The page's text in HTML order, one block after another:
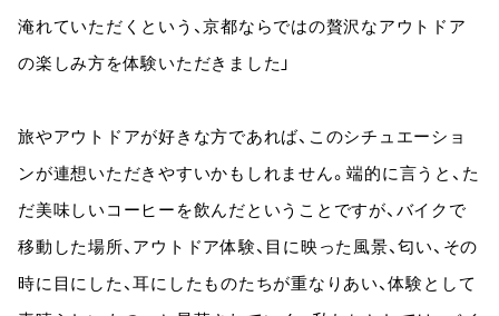
淹れていただくという、京都ならではの贅沢なアウトドア
の楽しみ方を体験いただきました」
旅やアウトドアが好きな方であれば、このシチュエーショ
ンが連想いただきやすいかもしれません。端的に言うと、た
だ美味しいコーヒーを飲んだということですが、バイクで
移動した場所、アウトドア体験、目に映った風景、匂い、その
時に目にした、耳にしたものたちが重なりあい、体験として